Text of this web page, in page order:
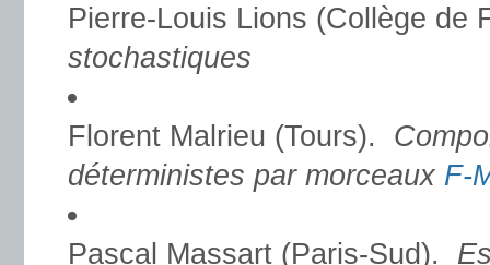
Pierre-Louis Lions (Collège de
stochastiques
Florent Malrieu (Tours).
déterministes par morceaux F-
Pascal Massart (Paris-Sud).